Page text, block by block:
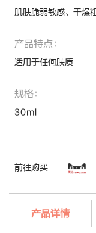
肌肤脆弱敏感、干燥
产品特点：
适用于任何肤质
规格：
30ml
前往购买
产品详情